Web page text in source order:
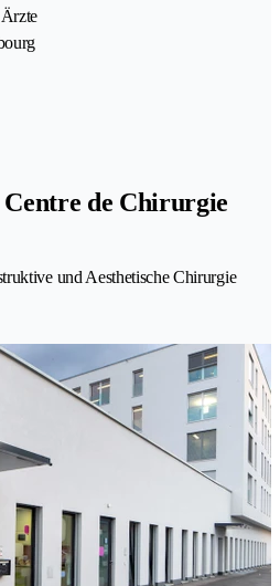
de Chirurgie
und Aesthetische Chirurgie